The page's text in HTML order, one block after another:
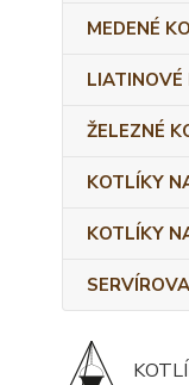
MEDENÉ
LIATINOVÉ
ŽELEZNÉ
KOTLÍKY
KOTLÍKY